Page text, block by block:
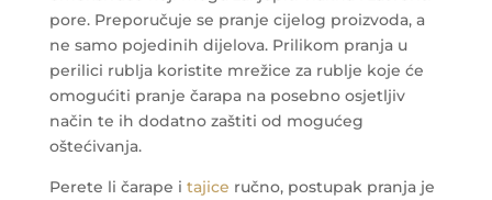
pore. Preporučuje se pranje cijelog proizvoda, a
ne samo pojedinih dijelova. Prilikom pranja u
perilici rublja koristite mrežice za rublje koje će
omogućiti pranje čarapa na posebno osjetljiv
način te ih dodatno zaštiti od mogućeg
oštećivanja.
Perete li čarape i tajice ručno, postupak pranja je